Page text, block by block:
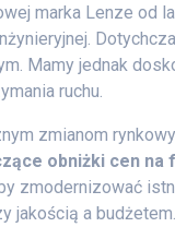
marka Lenze od
Mamy jednak
ruchu.
zmianom
obniżki cen
zmodernizować
jakością a